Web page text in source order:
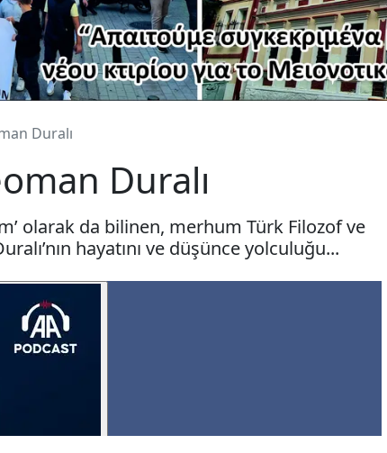
Duralı
Duralı
olarak da bilinen, merhum Türk Filozof ve
hayatını ve düşünce yolculuğu...